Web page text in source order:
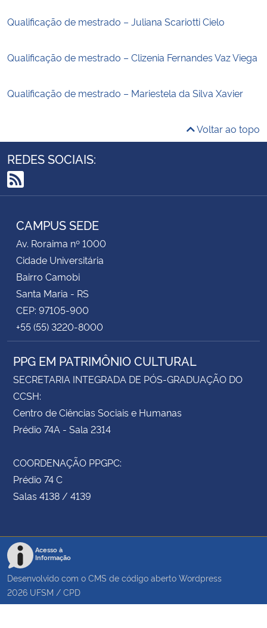
Qualificação de mestrado – Juliana Scariotti Cielo
Qualificação de mestrado – Clizenia Fernandes Vaz Viega
Qualificação de mestrado – Mariestela da Silva Xavier
Voltar ao topo
REDES SOCIAIS:
RSS
CAMPUS SEDE
Av. Roraima nº 1000
Cidade Universitária
Bairro Camobi
Santa Maria - RS
CEP: 97105-900
+55 (55) 3220-8000
PPG EM PATRIMÔNIO CULTURAL
SECRETARIA INTEGRADA DE PÓS-GRADUAÇÃO DO
CCSH:
Centro de Ciências Sociais e Humanas
Prédio 74A - Sala 2314
COORDENAÇÃO PPGPC:
Prédio 74 C
Salas 4138 / 4139
Acesso à
Informação
Desenvolvido com o CMS de código aberto Wordpress
2026 UFSM / CPD